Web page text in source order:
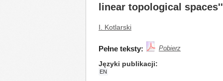
linear topological spaces''
I. Kotlarski
Pełne teksty: Pobierz
Języki publikacji
EN